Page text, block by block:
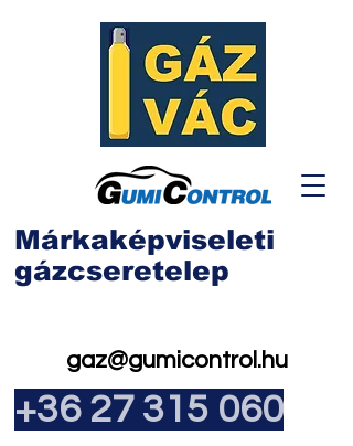
gaz@gumicontrol.hu
+36 27 315 060
Márkaképviseleti
gázcseretelep